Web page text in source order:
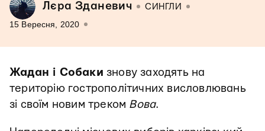
Лєра Зданевич СИНГЛИ
15 Вересня, 2020
Жадан і Собаки знову заходять на
територію гострополітичних висловлювань
зі своїм новим треком Вова.